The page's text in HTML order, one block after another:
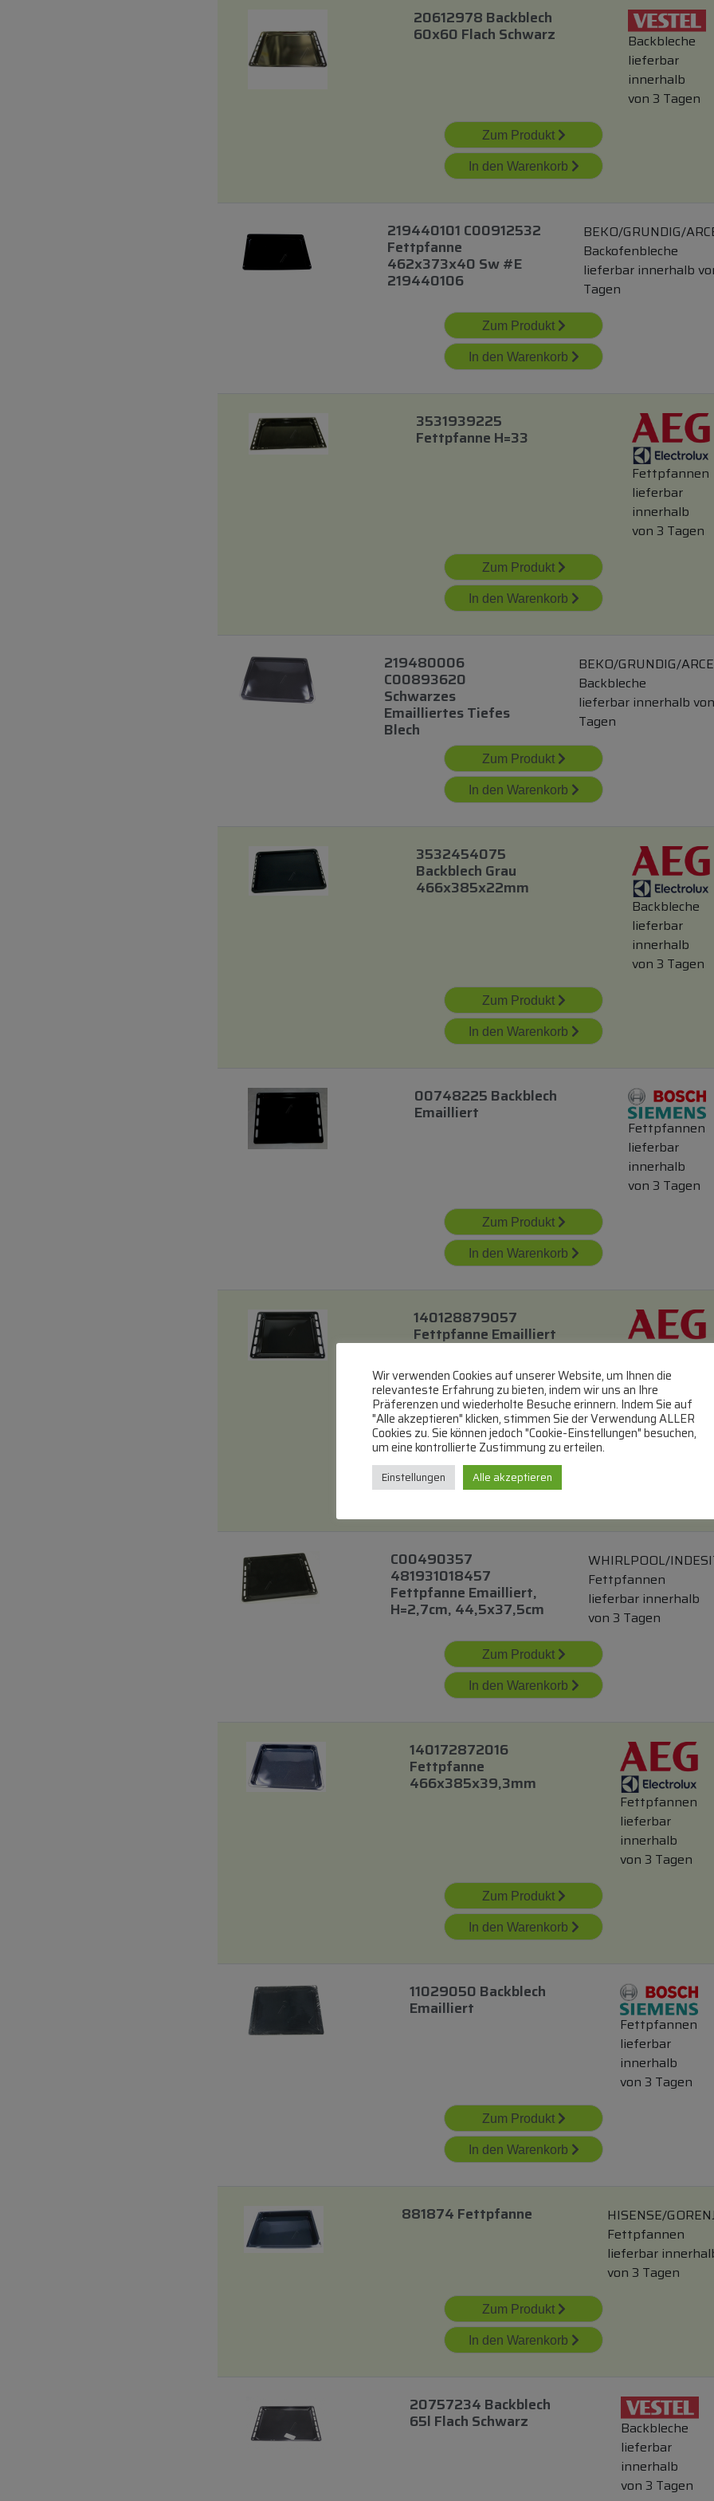
20612978 Backblech
60x60 Flach Schwarz
Backbleche
lieferbar
innerhalb
von 3 Tagen
Zum Produkt
In den Warenkorb
219440101 C00912532
Fettpfanne
462x373x40 Sw #e
219440106
BEKO/GRUNDIG/
Backofenbleche
lieferbar innerhalb
Tagen
Zum Produkt
In den Warenkorb
3531939225
Fettpfanne H=33
Fettpfannen
lieferbar
innerhalb
von 3 Tagen
Zum Produkt
In den Warenkorb
219480006
C00893620
Schwarzes
Emailliertes Tiefes
Blech
BEKO/GRUNDIG/
Backbleche
lieferbar innerhalb
Tagen
Zum Produkt
In den Warenkorb
3532454075
Backblech Grau
466x385x22mm
Backbleche
lieferbar
innerhalb
von 3 Tagen
Zum Produkt
In den Warenkorb
00748225 Backblech
Emailliert
Fettpfannen
lieferbar
innerhalb
von 3 Tagen
Zum Produkt
In den Warenkorb
140128879057
Fettpfanne Emailliert
Fettpfannen
lieferbar
innerhalb
von 3 Tagen
Zum Produkt
C00490357
481931018457
Fettpfanne Emailliert,
H=2,7cm, 44,5x37,5cm
WHIRLPOOL/
Fettpfannen
lieferbar innerhalb
von 3 Tagen
Zum Produkt
In den Warenkorb
140172872016
Fettpfanne
466x385x39,3mm
Fettpfannen
lieferbar
innerhalb
von 3 Tagen
Zum Produkt
In den Warenkorb
11029050 Backblech
Emailliert
Fettpfannen
lieferbar
innerhalb
von 3 Tagen
Zum Produkt
In den Warenkorb
881874 Fettpfanne
HISENSE/
Fettpfannen
lieferbar
von 3 Tagen
Zum Produkt
In den Warenkorb
20757234 Backblech
65l Flach Schwarz
Backbleche
lieferbar
innerhalb
von 3 Tagen
Wir verwenden Cookies auf unserer Website, um Ihnen die
relevanteste Erfahrung zu bieten, indem wir uns an Ihre
Präferenzen und wiederholte Besuche erinnern. Indem Sie auf
"Alle akzeptieren" klicken, stimmen Sie der Verwendung ALLER
Cookies zu. Sie können jedoch "Cookie-Einstellungen" besuchen,
um eine kontrollierte Zustimmung zu erteilen.
Einstellungen Alle akzeptieren